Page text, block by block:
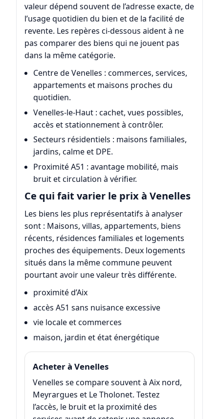
valeur dépend souvent de l’adresse exacte, de
l’usage quotidien du bien et de la facilité de
revente. Les repères ci-dessous aident à ne
pas comparer des biens qui ne jouent pas
dans la même catégorie.
Centre de Venelles : commerces, services,
appartements et maisons proches du
quotidien.
Venelles-le-Haut : cachet, vues possibles,
accès et stationnement à contrôler.
Secteurs résidentiels : maisons familiales,
jardins, calme et DPE.
Proximité A51 : avantage mobilité, mais
bruit et circulation à vérifier.
Ce qui fait varier le prix à Venelles
Les biens les plus représentatifs à analyser
sont : Maisons, villas, appartements, biens
récents, résidences familiales et logements
proches des équipements. Deux logements
situés dans la même commune peuvent
pourtant avoir une valeur très différente.
proximité d’Aix
accès A51 sans nuisance excessive
vie locale et commerces
maison, jardin et état énergétique
Acheter à Venelles
Venelles se compare souvent à Aix nord,
Meyrargues et Le Tholonet. Testez
l’accès, le bruit et la proximité des